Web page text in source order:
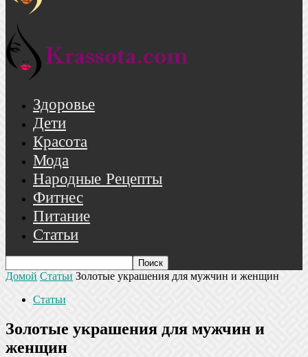
Здоровье
Дети
Красота
Мода
Народные Рецепты
Фитнес
Питание
Статьи
Домой Статьи Золотые украшения для мужчин и женщин
Статьи
Золотые украшения для мужчин и
женщин